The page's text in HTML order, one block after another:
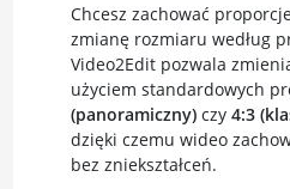
Chcesz zachować
zmianę rozmiaru według
Video2Edit pozwala
użyciem standardowych
(panoramiczny)czy 4:3
dzięki czemu wideo
bez zniekształceń.